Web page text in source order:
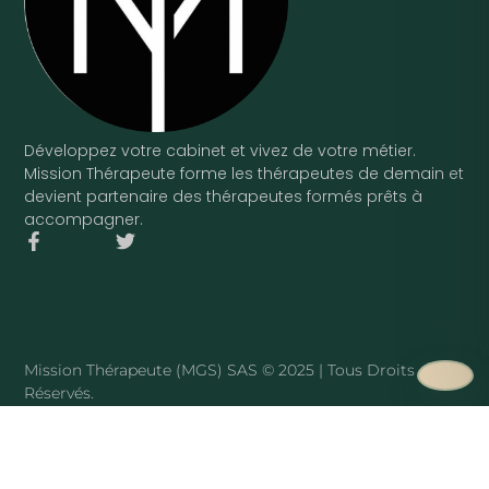
Développez votre cabinet et vivez de votre métier.
Mission Thérapeute forme les thérapeutes de demain et
devient partenaire des thérapeutes formés prêts à
accompagner.
F
k
-
T
Mission Thérapeute (MGS) SAS © 2025 | Tous Droits
Réservés.